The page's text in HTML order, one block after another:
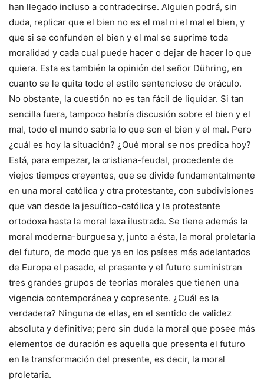
han llegado incluso a contradecirse. Alguien podrá, sin
duda, replicar que el bien no es el mal ni el mal el bien, y
que si se confunden el bien y el mal se suprime toda
moralidad y cada cual puede hacer o dejar de hacer lo que
quiera. Esta es también la opinión del señor Dühring, en
cuanto se le quita todo el estilo sentencioso de oráculo.
No obstante, la cuestión no es tan fácil de liquidar. Si tan
sencilla fuera, tampoco habría discusión sobre el bien y el
mal, todo el mundo sabría lo que son el bien y el mal. Pero
¿cuál es hoy la situación? ¿Qué moral se nos predica hoy?
Está, para empezar, la cristiana-feudal, procedente de
viejos tiempos creyentes, que se divide fundamentalmente
en una moral católica y otra protestante, con subdivisiones
que van desde la jesuítico-católica y la protestante
ortodoxa hasta la moral laxa ilustrada. Se tiene además la
moral moderna-burguesa y, junto a ésta, la moral proletaria
del futuro, de modo que ya en los países más adelantados
de Europa el pasado, el presente y el futuro suministran
tres grandes grupos de teorías morales que tienen una
vigencia contemporánea y copresente. ¿Cuál es la
verdadera? Ninguna de ellas, en el sentido de validez
absoluta y definitiva; pero sin duda la moral que posee más
elementos de duración es aquella que presenta el futuro
en la transformación del presente, es decir, la moral
proletaria.